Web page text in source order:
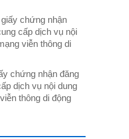
chứng nhận
cấp dịch vụ nội
viễn thông di
chứng nhận đăng
dịch vụ nội dung
thông di động